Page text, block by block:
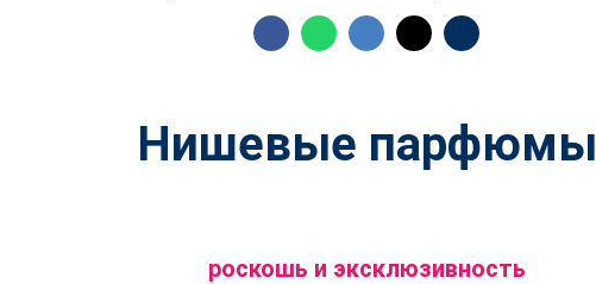
Нишевые парфюмы
роскошь и эксклюзивность